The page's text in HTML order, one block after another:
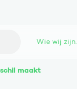
Wie wij zijn.
maakt